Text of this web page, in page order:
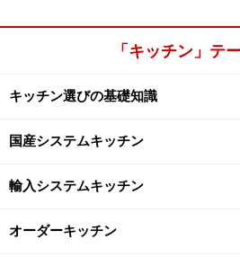
「キッチン」テ
キッチン選びの基礎知識
国産システムキッチン
輸入システムキッチン
オーダーキッチン